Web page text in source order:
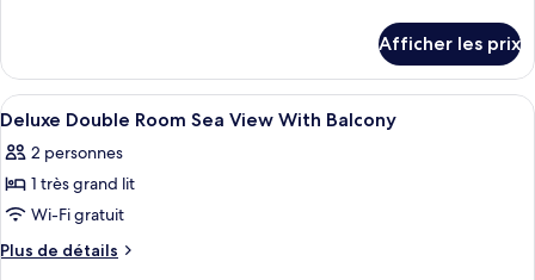
chambre :
Deluxe
Double
Room
City
View
With
Balcony
Deluxe
Double
Room
View
With
Afficher les prix
Afficher
toutes
les
photos
pour
ce
Minibar, coffre-fort pour ordinateur
6
Deluxe Double Room Sea View With Balcony
2 personnes
1 très grand lit
Wi-Fi gratuit
Plus de détails
Plus